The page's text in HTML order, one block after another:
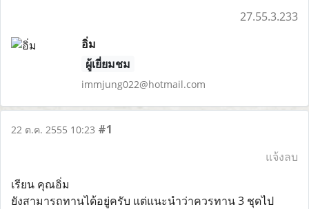
27.55.3.233
อิ่ม
ผู้เยี่ยมชม
immjung022@hotmail.com
22 ต.ค. 2555 10:23 #1
แจ้งลบ
เรียน คุณอิ่ม
ยังสามารถทานได้อยู่ครับ แต่แนะนำว่าควรทาน 3 ชุดไป